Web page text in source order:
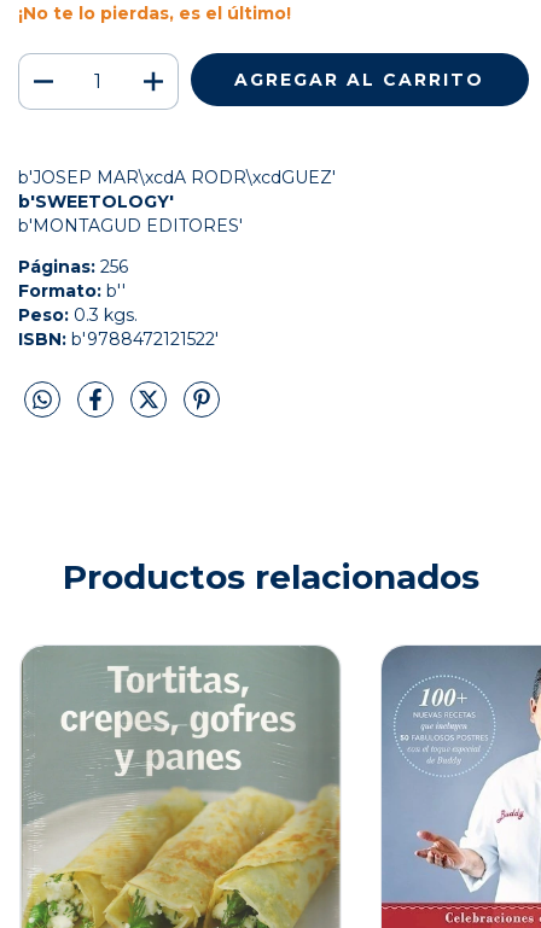
¡No te lo pierdas, es el último!
b'JOSEP MAR\xcdA RODR\xcdGUEZ'
b'SWEETOLOGY'
b'MONTAGUD EDITORES'
Páginas: 256
Formato: b''
Peso: 0.3 kgs.
ISBN: b'9788472121522'
Productos relacionados